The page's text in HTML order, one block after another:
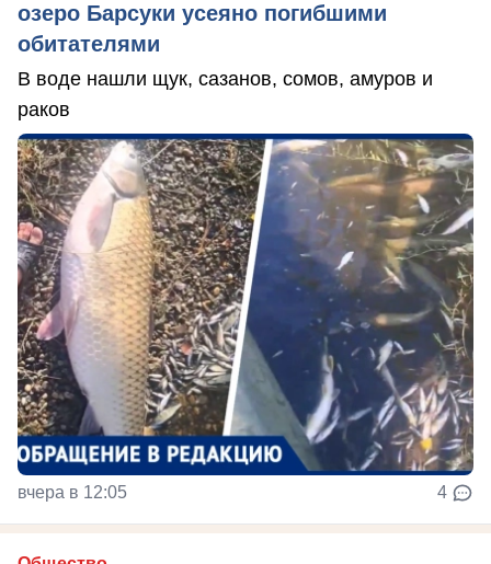
озеро Барсуки усеяно погибшими
обитателями
В воде нашли щук, сазанов, сомов, амуров и
раков
вчера в 12:05 4